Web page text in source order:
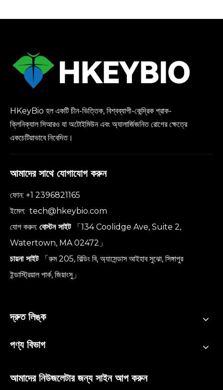
HKeyBio হল একটি চীন-ভিত্তিক, বিশ্বব্যাপী-কেন্দ্রিক প্রাক-
ক্লিনিক্যাল সিআরও যা অটোইমিউন এবং অ্যালার্জিজনিত রোগের ক্ষেত্রে
একচেটিয়াভাবে নিবেদিত।
আমাদের সাথে যোগাযোগ করুন
ফোন: +1 2396821165
ইমেল: tech@hkeybio.com
যোগ করুন: বোস্টন সাইট
「134 Coolidge Ave, Suite 2,
Watertown, MA 02472」
চায়না সাইট
「রুম 205, বিল্ডিং বি, অ্যাসেন্ডাস আইহাব সুঝো, সিঙ্গাপুর
ইন্ডাস্ট্রিয়াল পার্ক, জিয়াংসু」
দ্রুত লিঙ্ক
পণ্য বিভাগ
আমাদের নিউজলেটার জন্য সাইন আপ করুন